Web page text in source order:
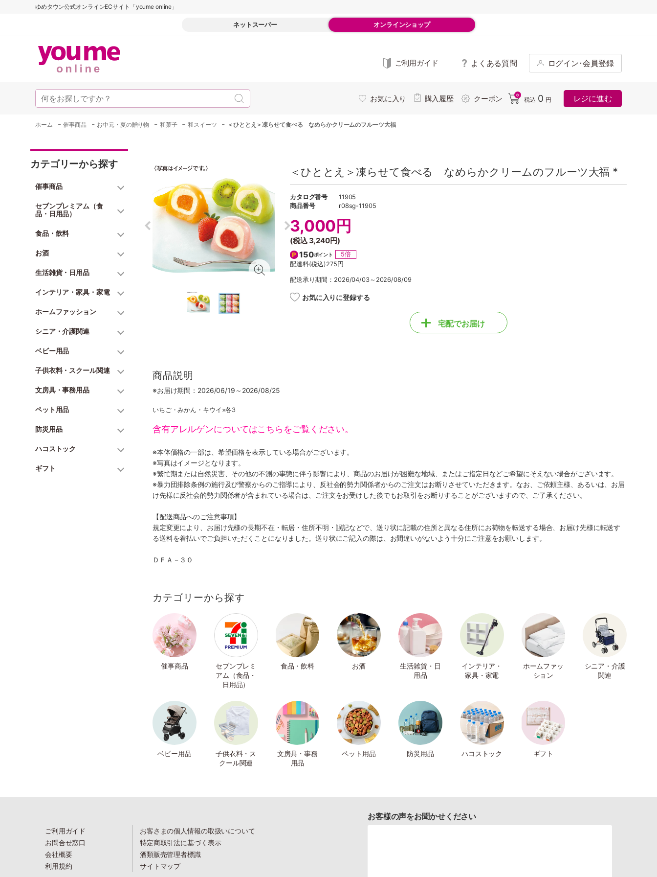
ゆめタウン公式オンラインECサイト「youme online」
ネットスーパー オンラインショップ
ご利用ガイド よくある質問 ログイン･会員登録
お気に入り 購入履歴 クーポン 0
税込 0 円 レジに進む
ホーム -催事商品 - お中元・夏の贈り物 - 和菓子 -和スイーツ - ＜ひととえ＞凍らせて食べる なめらかクリームのフルーツ大福
カテゴリーから探す
催事商品
セブンプレミアム（食
品・日用品）
食品・飲料
お酒
生活雑貨・日用品
インテリア・家具・家電
ホームファッション
シニア・介護関連
ベビー用品
子供衣料・スクール関連
文房具・事務用品
ペット用品
防災用品
ハコストック
ギフト
＜ひととえ＞凍らせて食べる なめらかクリームのフルーツ大福 *
カタログ番号
11905
商品番号
r08sg-11905
3,000円
(税込 3,240円)
150ポイント
5倍
配達料(税込)275円
配送承り期間：2026/04/03～2026/08/09
お気に入りに登録する
宅配でお届け
商品説明
※お届け期間：2026/06/19～2026/08/25
いちご・みかん・キウイ×各3
含有アレルゲンについてはこちらをご覧ください。
※本体価格の一部は、希望価格を表示している場合がございます。
※写真はイメージとなります。
※繁忙期または自然災害、その他の不測の事態に伴う影響により、商品のお届けが困難な地域、またはご指定日などご希望にそえない場合がございます。
※暴力団排除条例の施行及び警察からのご指導により、反社会的勢力関係者からのご注文はお断りさせていただきます。なお、ご依頼主様、あるいは、お届
け先様に反社会的勢力関係者が含まれている場合は、ご注文をお受けした後でもお取引をお断りすることがございますので、ご了承ください。
【配送商品へのご注意事項】
規定変更により、お届け先様の長期不在・転居・住所不明・誤記などで、送り状に記載の住所と異なる住所にお荷物を転送する場合、お届け先様に転送す
る送料を着払いでご負担いただくことになりました。送り状にご記入の際は、お間違いがないよう十分にご注意をお願いします。
ＤＦＡ－３０
カテゴリーから探す
催事商品
セブンプレミ
アム（食品・
日用品）
食品・飲料 お酒
生活雑貨・日
用品
インテリア・
家具・家電
ホームファッ
ション
シニア・介護
関連
ベビー用品
子供衣料・ス
クール関連
文房具・事務
用品
ペット用品 防災用品 ハコストック ギフト
ご利用ガイド
お問合せ窓口
会社概要
利用規約
お客さまの個人情報の取扱いについて
特定商取引法に基づく表示
酒類販売管理者標識
サイトマップ
お客様の声をお聞かせください